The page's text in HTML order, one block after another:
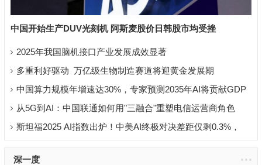
中国开始生产DUV光刻机 阿斯麦股价日韩股市均受挫
2025年我国脑机接口产业发展成效显著
多重利好驱动 万亿级生物制造赛道将迎黄金发展期
中国算力规模年增速达30%，专家预测2035年AI将贡献GDP
超11万亿元
从5G到AI：中国联通如何用"三融合"重塑电信运营商角色
斯坦福2025 AI指数出炉！中美AI终极对决差距仅剩0.3%，
深一度